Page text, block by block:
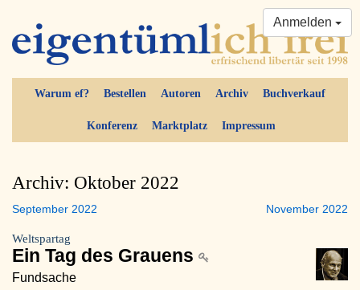
Warum ef? Bestellen Autoren Archiv Buchverkauf
Konferenz Marktplatz Impressum
Anmelden
Archiv: Oktober 2022
September 2022 November 2022
Weltspartag
Ein Tag des Grauens
Fundsache